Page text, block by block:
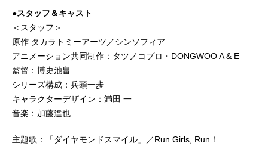
●スタッフ＆キャスト
＜スタッフ＞
原作 タカラトミーアーツ／シンソフィア
アニメーション共同制作：タツノコプロ・DONGWOO A & E
監督：博史池畠
シリーズ構成：兵頭一歩
キャラクターデザイン：満田 一
音楽：加藤達也
主題歌：「ダイヤモンドスマイル」／Run Girls, Run！